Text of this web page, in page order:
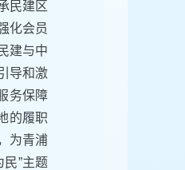
民建区
化会员
建与中
导和激
务保障
的履职
为青浦
”主题